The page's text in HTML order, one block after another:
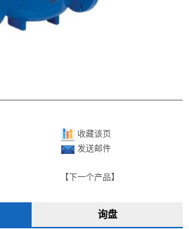
收藏该页
发送邮件
【下一个产品】
询盘